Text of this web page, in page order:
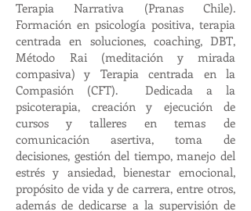
Terapia Narrativa (Pranas Chile).
Formación en psicología positiva, terapia
centrada en soluciones, coaching, DBT,
Método Rai (meditación y mirada
compasiva) y Terapia centrada en la
Compasión (CFT). Dedicada a la
psicoterapia, creación y ejecución de
cursos y talleres en temas de
comunicación asertiva, toma de
decisiones, gestión del tiempo, manejo del
estrés y ansiedad, bienestar emocional,
propósito de vida y de carrera, entre otros,
además de dedicarse a la supervisión de